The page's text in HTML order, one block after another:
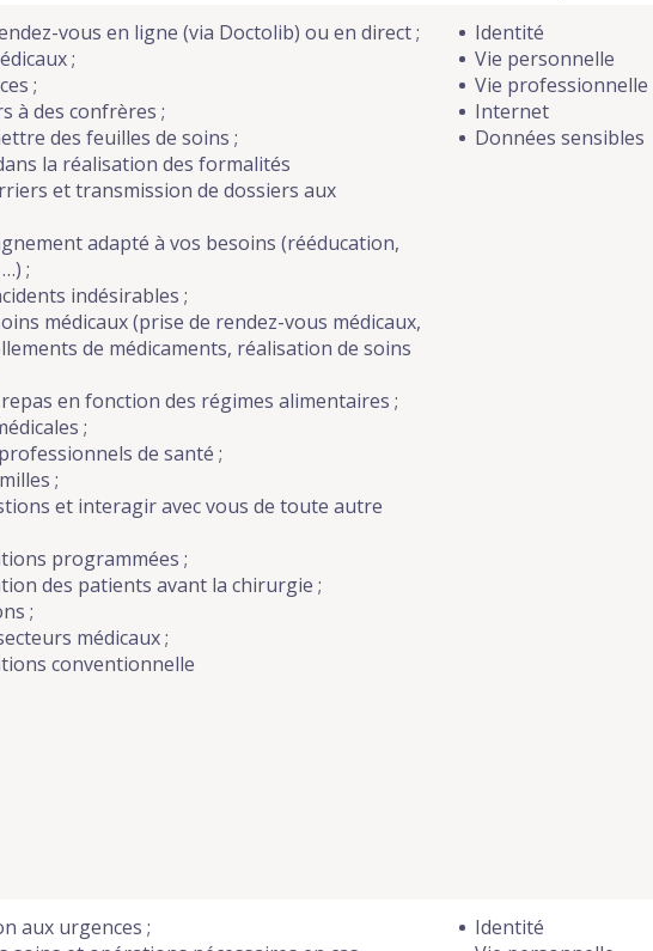
vous en ligne (via Doctolib) ou en direct ;
;
;
à des confrères ;
des feuilles de soins ;
la réalisation des formalités
et transmission de dossiers aux
adapté à vos besoins (rééducation,
;
indésirables ;
médicaux (prise de rendez-vous médicaux,
de médicaments, réalisation de soins
en fonction des régimes alimentaires ;
;
de santé ;
;
et interagir avec vous de toute autre
programmées ;
des patients avant la chirurgie ;
;
médicaux ;
conventionnelle
Identité
Vie personnelle
Vie professionnelle
Internet
Données sensibles
aux urgences ;
Identité